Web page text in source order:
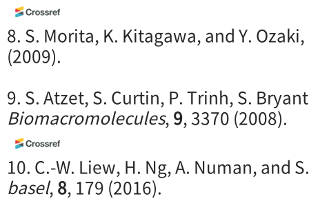
8. S. Morita, K. Kitagawa, and Y. Ozaki,
(2009).
9. S. Atzet, S. Curtin, P. Trinh, S.
Biomacromolecules,9, 3370 (2008).
10. C.-W. Liew, H. Ng, A. Numan, and
basel,8, 179 (2016).